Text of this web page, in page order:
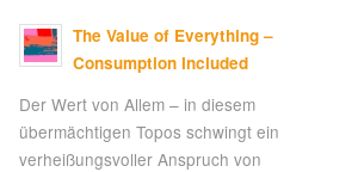
The Value of Everything –
Consumption Included
Der Wert von Allem – in diesem
übermächtigen Topos schwingt ein
verheißungsvoller Anspruch von